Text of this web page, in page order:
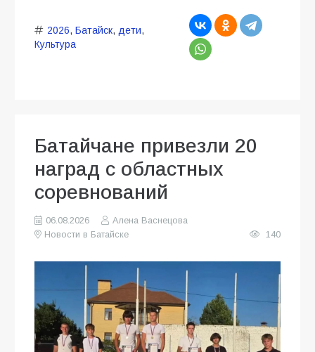
2026, Батайск, дети,
Культура
Батайчане привезли 20
наград с областных
соревнований
06.08.2026
Алена Васнецова
Новости в Батайске
140